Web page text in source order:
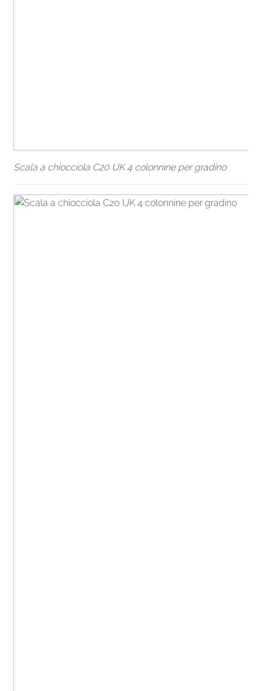
Scala a chiocciola C20 UK 4 colonnine per gradino